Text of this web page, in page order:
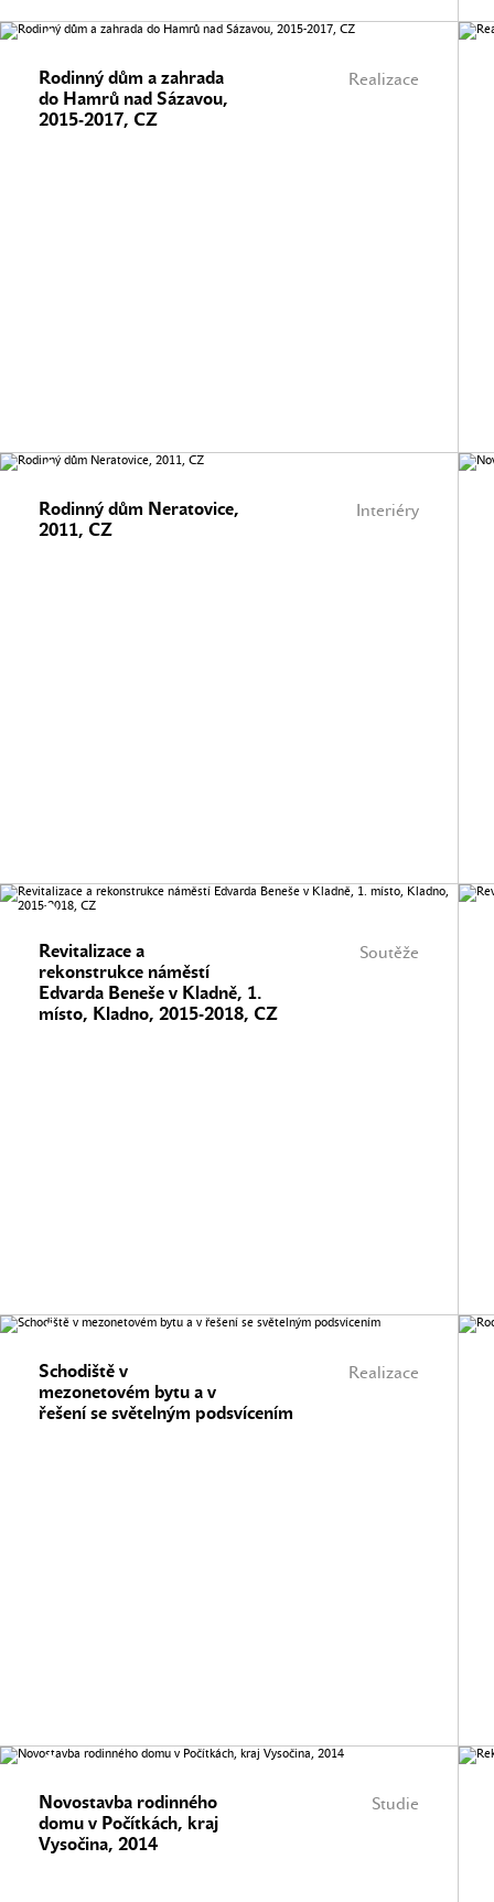
Realizace
Rodinný dům a zahrada
do Hamrů nad Sázavou,
2015-2017, CZ
Interiéry
Rodinný dům Neratovice,
2011, CZ
Soutěže
Revitalizace a
rekonstrukce náměstí
Edvarda Beneše v Kladně, 1.
místo, Kladno, 2015-2018, CZ
Realizace
Schodiště v
mezonetovém bytu a v
řešení se světelným podsvícením
Studie
Novostavba rodinného
domu v Počítkách, kraj
Vysočina, 2014